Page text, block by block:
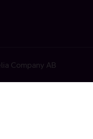
Company AB